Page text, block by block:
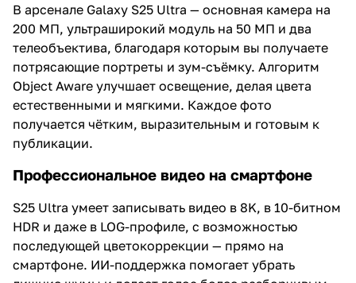
В арсенале Galaxy S25 Ultra — основная камера на
200 МП, ультраширокий модуль на 50 МП и два
телеобъектива, благодаря которым вы получаете
потрясающие портреты и зум-съёмку. Алгоритм
Object Aware улучшает освещение, делая цвета
естественными и мягкими. Каждое фото
получается чётким, выразительным и готовым к
публикации.
Профессиональное видео на смартфоне
S25 Ultra умеет записывать видео в 8K, в 10-битном
HDR и даже в LOG-профиле, с возможностью
последующей цветокоррекции — прямо на
смартфоне. ИИ-поддержка помогает убрать